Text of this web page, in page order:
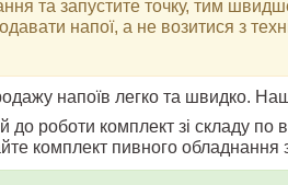
та запустите точку, тим
напої, а не возитися з
напоїв легко та швидко.
до роботи комплект зі складу по
комплект пивного обладнання